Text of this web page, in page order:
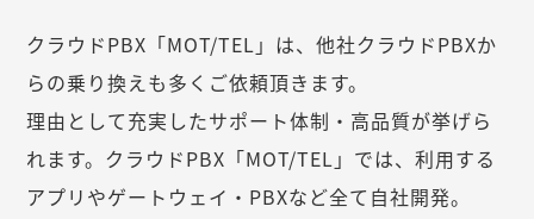
クラウドPBX「MOT/TEL」は、他社クラウドPBXか
らの乗り換えも多くご依頼頂きます。
理由として充実したサポート体制・高品質が挙げら
れます。クラウドPBX「MOT/TEL」では、利用する
アプリやゲートウェイ・PBXなど全て自社開発。